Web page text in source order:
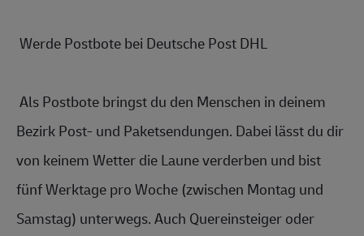
Werde Postbote bei Deutsche Post DHL
Bezirk Post- und Paketsendungen. Dabei lässt du dir
von keinem Wetter die Laune verderben und bist
fünf Werktage pro Woche (zwischen Montag und
Samstag) unterwegs. Auch Quereinsteiger oder